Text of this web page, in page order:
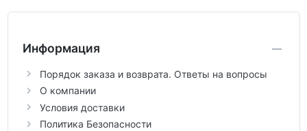
Информация
Порядок заказа и возврата. Ответы на вопросы
О компании
Условия доставки
Политика Безопасности